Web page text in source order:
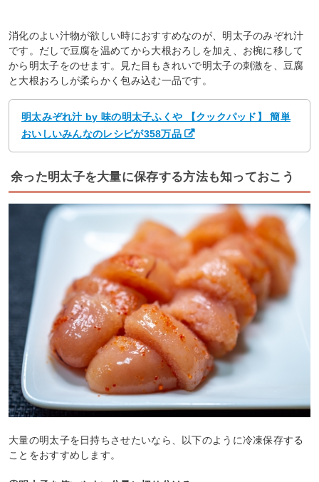
消化のよい汁物が欲しい時におすすめなのが、明太子のみぞれ汁
です。だしで豆腐を温めてから大根おろしを加え、お椀に移して
から明太子をのせます。見た目もきれいで明太子の刺激を、豆腐
と大根おろしが柔らかく包み込む一品です。
明太みぞれ汁 by 味の明太子ふくや 【クックパッド】 簡単
おいしいみんなのレシピが358万品
余った明太子を大量に保存する方法も知っておこう
大量の明太子を日持ちさせたいなら、以下のように冷凍保存する
ことをおすすめします。